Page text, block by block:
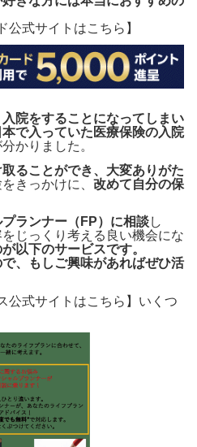
式サイトはこちら】
院をすることになってしまい
で入っていた医療保険の入院
かりました。
ることができ、大変ありがた
きっかけに、 改めて自分の保
ランナー（FP）に相談し
じっくり考える良い機会にな
以下のサービスです。
、もしご興味があればぜひ活
公式サイトはこちら】いくつ